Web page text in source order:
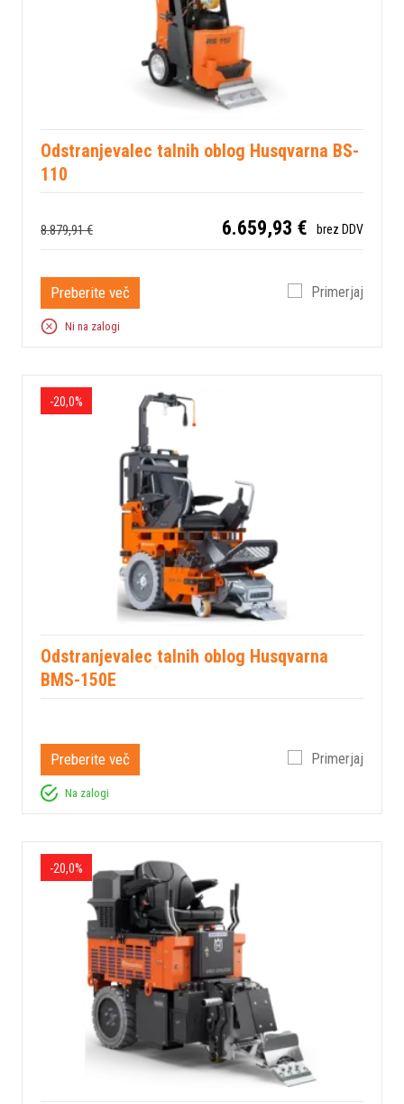
Odstranjevalec talnih oblog Husqvarna BS-
110
8.879,91 € 6.659,93 € brez DDV
Preberite več Primerjaj
Ni na zalogi
-20,0%
Odstranjevalec talnih oblog Husqvarna
BMS-150E
Preberite več Primerjaj
Na zalogi
-20,0%